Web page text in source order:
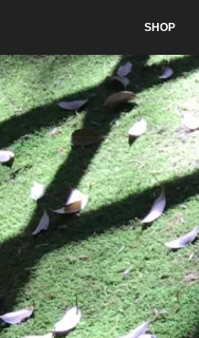
SHOP